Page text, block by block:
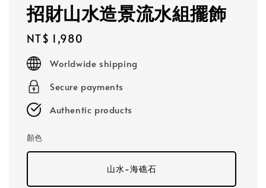
招財山水造景流水組擺飾
Regular
price
NT$ 1,980
Worldwide shipping
Secure payments
Authentic products
顏色
山水-海礁石